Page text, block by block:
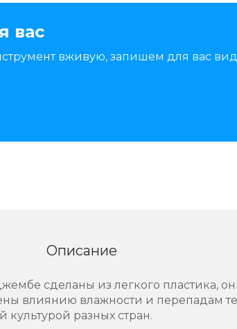
вас
вживую, запишем для вас
Описание
сделаны из легкого пластика,
влиянию влажности и перепадам
разных стран.